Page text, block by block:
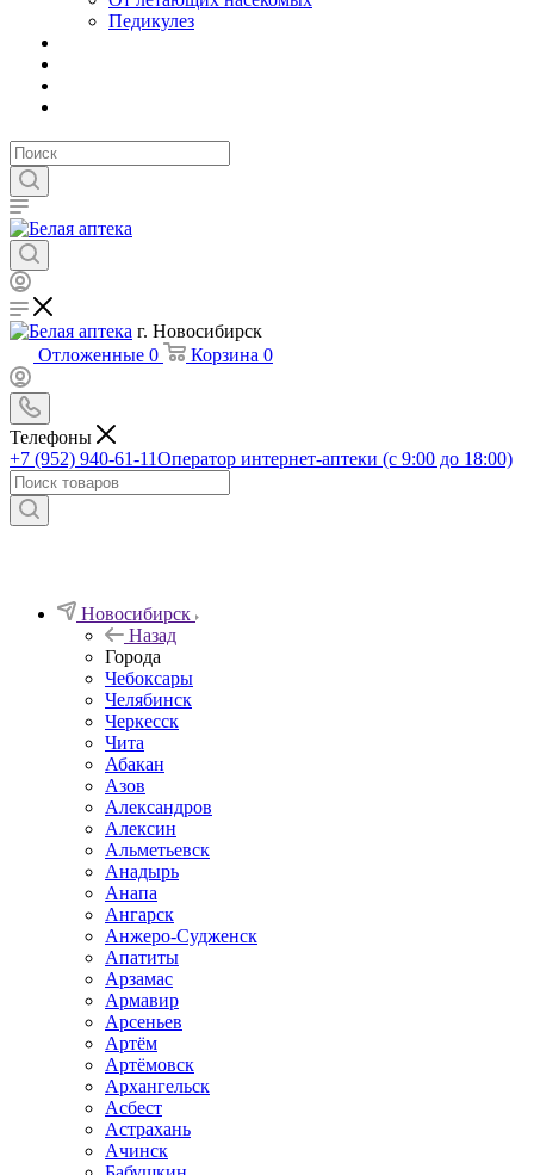
Педикулез
г. Новосибирск
Отложенные 0 Корзина 0
Телефоны
+7 (952) 940-61-11Оператор интернет-аптеки (с 9:00 до 18:00)
Новосибирск
Назад
Города
Чебоксары
Челябинск
Черкесск
Чита
Абакан
Азов
Александров
Алексин
Альметьевск
Анадырь
Анапа
Ангарск
Анжеро-Судженск
Апатиты
Арзамас
Армавир
Арсеньев
Артём
Артёмовск
Архангельск
Асбест
Астрахань
Ачинск